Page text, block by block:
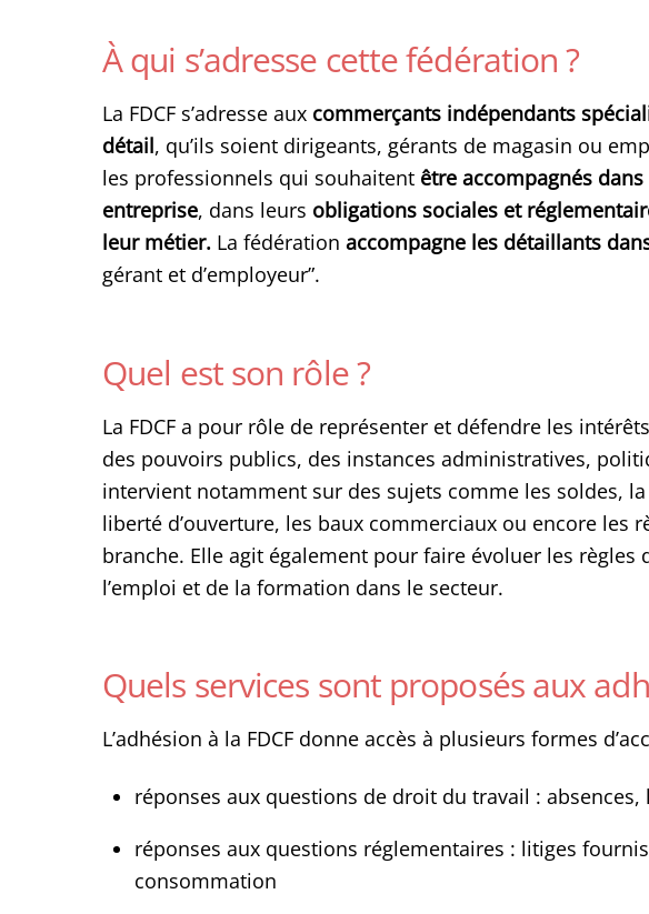
À qui s’adresse cette fédération ?
La FDCF s’adresse aux commerçants indépendants
détail, qu’ils soient dirigeants, gérants de magasin ou
les professionnels qui souhaitent être accompagnés
entreprise, dans leurs obligations sociales et
leur métier. La fédération accompagne les détaillants
gérant et d’employeur”.
Quel est son rôle ?
La FDCF a pour rôle de représenter et défendre les
des pouvoirs publics, des instances administratives,
intervient notamment sur des sujets comme les soldes,
liberté d’ouverture, les baux commerciaux ou encore les
branche. Elle agit également pour faire évoluer les
l’emploi et de la formation dans le secteur.
Quels services sont proposés aux
L’adhésion à la FDCF donne accès à plusieurs formes
réponses aux questions de droit du travail :
réponses aux questions réglementaires : litiges
consommation